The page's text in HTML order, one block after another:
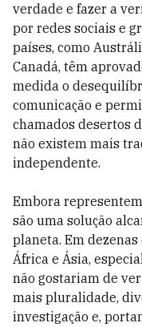
verdade e fazer a
por redes sociais e
países, como
Canadá, têm
medida o
comunicação e
chamados desertos
não existem mais
independente.
Embora
são uma solução
planeta. Em
África e Ásia,
não gostariam de
mais pluralidade,
investigação e,